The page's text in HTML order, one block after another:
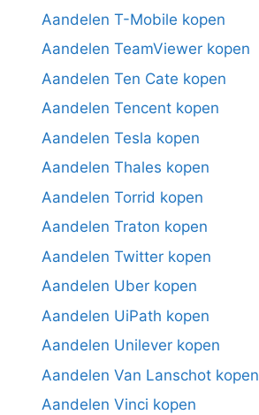
Aandelen T-Mobile kopen
Aandelen TeamViewer kopen
Aandelen Ten Cate kopen
Aandelen Tencent kopen
Aandelen Tesla kopen
Aandelen Thales kopen
Aandelen Torrid kopen
Aandelen Traton kopen
Aandelen Twitter kopen
Aandelen Uber kopen
Aandelen UiPath kopen
Aandelen Unilever kopen
Aandelen Van Lanschot kopen
Aandelen Vinci kopen